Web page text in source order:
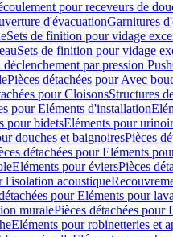
pour receveurs de
d'évacuationGarnitures
Sets de finition pour vidage
Sets de finition pour vidage
déclenchement par pression
Pièces détachées pour Avec
pour CloisonsStructures
pour Eléments d'installation
pour bidetsEléments pour
douches et baignoiresPièces
détachées pour Eléments
Eléments pour éviersPièces
l'isolation acoustique
pour Eléments pour
muralePièces détachées pour
Eléments pour robinetteries et